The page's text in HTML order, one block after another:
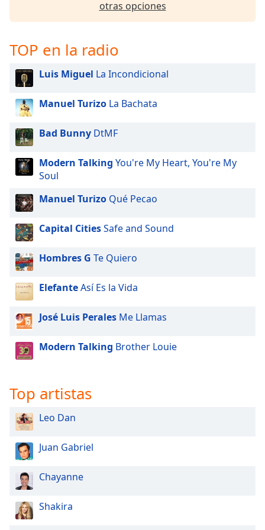
dialog
Escape
will
cancel
and
close
Text
Color
Opacity
Text
Background
Color
Opacity
Caption
Background
Opacity
Font
Size
Edge
Style
otras opciones
TOP en la radio
Luis Miguel La Incondicional
Manuel Turizo La Bachata
Bad Bunny DtMF
Modern Talking You're My Heart, You're My
Soul
Manuel Turizo Qué Pecao
Capital CitiesSafe and Sound
Hombres G Te Quiero
ElefanteAsí Es la Vida
José Luis Perales Me Llamas
Modern Talking Brother Louie
Top artistas
Leo Dan
Juan Gabriel
Chayanne
Shakira